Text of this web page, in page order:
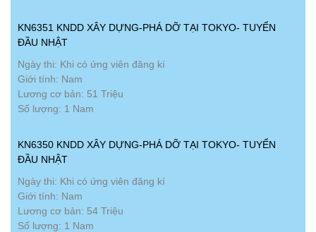
KN6351 KNDD XÂY DỰNG-PHÁ DỠ TẠI TOKYO- TUYỂN
ĐẦU NHẬT
Ngày thi: Khi có ứng viên đăng kí
Giới tính: Nam
Lương cơ bản: 51 Triệu
Số lượng: 1 Nam
KN6350 KNDD XÂY DỰNG-PHÁ DỠ TẠI TOKYO- TUYỂN
ĐẦU NHẬT
Ngày thi: Khi có ứng viên đăng kí
Giới tính: Nam
Lương cơ bản: 54 Triệu
Số lượng: 1 Nam